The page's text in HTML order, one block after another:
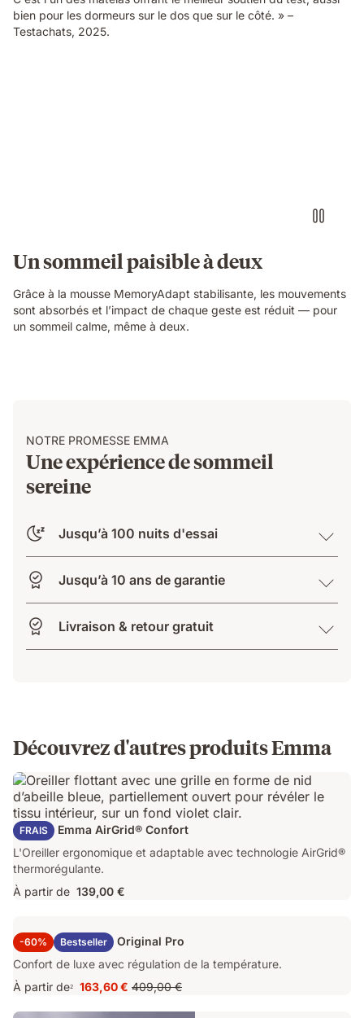
bien pour les dormeurs sur le dos que sur le côté. » –
Testachats, 2025.
Original
while
their
partner
Un sommeil paisible à deux
Grâce à la mousse MemoryAdapt stabilisante, les mouvements
sont absorbés et l’impact de chaque geste est réduit — pour
un sommeil calme, même à deux.
NOTRE PROMESSE EMMA
Une expérience de sommeil
sereine
Jusqu’à 100 nuits d'essai
Jusqu’à 10 ans de garantie
Livraison & retour gratuit
Découvrez d'autres produits Emma
FRAIS
Oreiller Emma AirGrid® Confort
L'Oreiller ergonomique et adaptable avec technologie AirGrid®
thermorégulante.
À partir de 139,00 €
-60% Bestseller
Surmatelas Emma Original Pro
Confort de luxe avec régulation de la température.
À partir de2
Prix
163,60 €
163,60 € Prix
d'origine
409,00 €